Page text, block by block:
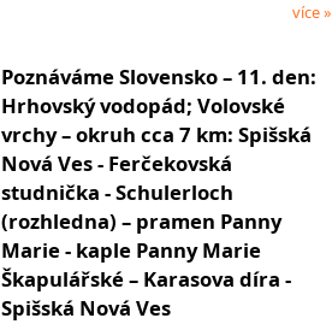
více »
Poznáváme Slovensko – 11. den:
Hrhovský vodopád; Volovské
vrchy – okruh cca 7 km: Spišská
Nová Ves - Ferčekovská
studnička - Schulerloch
(rozhledna) – pramen Panny
Marie - kaple Panny Marie
Škapulářské – Karasova díra -
Spišská Nová Ves